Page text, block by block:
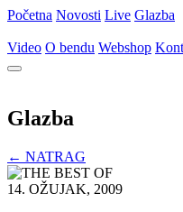
Početna Novosti Live Glazba
Video O bendu Webshop
Glazba
← NATRAG
14. OŽUJAK, 2009